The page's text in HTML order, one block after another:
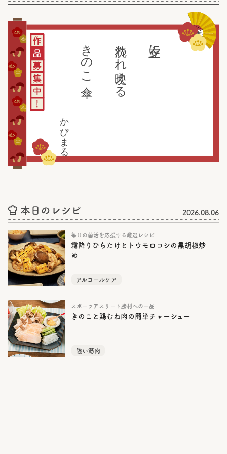
夕立に
洗われ映える
きのこ傘
かぴまる
本日のレシピ 2026.08.06
毎日の菌活を応援する厳選レシピ
霜降りひらたけとトウモロコシの黒胡椒炒
め
アルコールケア
スポーツアスリート勝利への一品
きのこと鶏むね肉の簡単チャーシュー
強い筋肉